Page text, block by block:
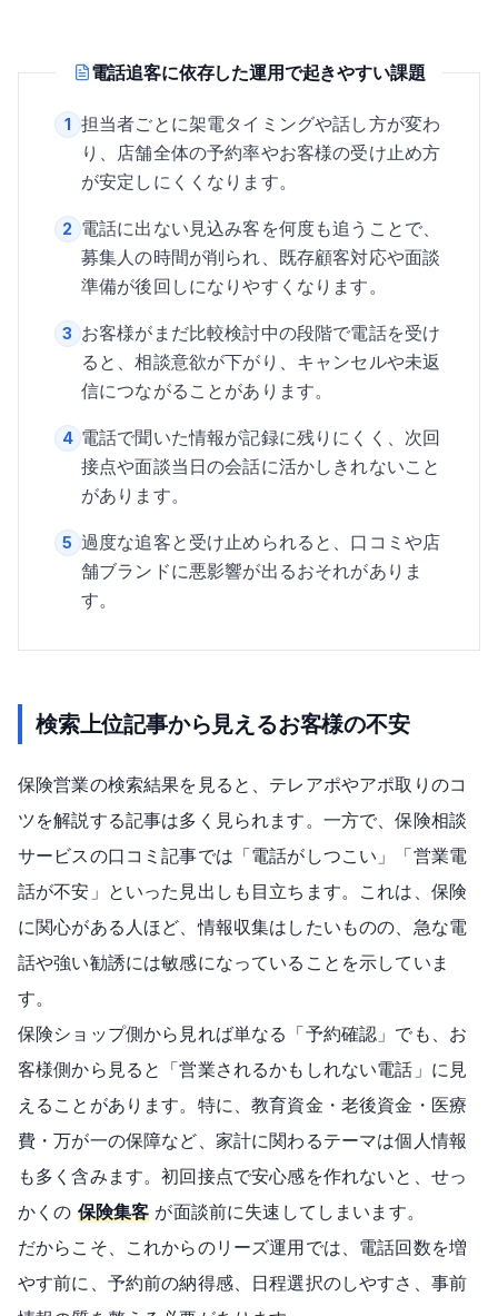
電話追客に依存した運用で起きやすい課題
1 担当者ごとに架電タイミングや話し方が変わ
り、店舗全体の予約率やお客様の受け止め方
が安定しにくくなります。
2 電話に出ない見込み客を何度も追うことで、
募集人の時間が削られ、既存顧客対応や面談
準備が後回しになりやすくなります。
3 お客様がまだ比較検討中の段階で電話を受け
ると、相談意欲が下がり、キャンセルや未返
信につながることがあります。
4 電話で聞いた情報が記録に残りにくく、次回
接点や面談当日の会話に活かしきれないこと
があります。
5 過度な追客と受け止められると、口コミや店
舗ブランドに悪影響が出るおそれがありま
す。
検索上位記事から見えるお客様の不安
保険営業の検索結果を見ると、テレアポやアポ取りのコ
ツを解説する記事は多く見られます。一方で、保険相談
サービスの口コミ記事では「電話がしつこい」「営業電
話が不安」といった見出しも目立ちます。これは、保険
に関心がある人ほど、情報収集はしたいものの、急な電
話や強い勧誘には敏感になっていることを示していま
す。
保険ショップ側から見れば単なる「予約確認」でも、お
客様側から見ると「営業されるかもしれない電話」に見
えることがあります。特に、教育資金・老後資金・医療
費・万が一の保障など、家計に関わるテーマは個人情報
も多く含みます。初回接点で安心感を作れないと、せっ
かくの 保険集客 が面談前に失速してしまいます。
だからこそ、これからのリーズ運用では、電話回数を増
やす前に、予約前の納得感、日程選択のしやすさ、事前